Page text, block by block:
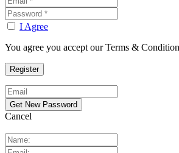
I Agree
You agree you accept our Terms &
Cancel